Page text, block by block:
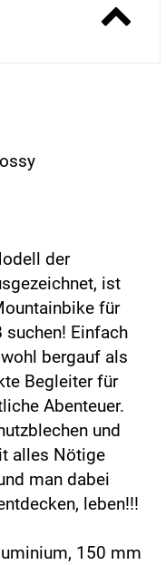
der
ist
für
suchen! Einfach
bergauf als
Begleiter für
Abenteuer.
und
alles Nötige
man dabei
leben!!!
150 mm